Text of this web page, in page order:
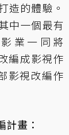
造的體驗。
中一個最有
業一同將
編成影視作
影視改編作
畫：